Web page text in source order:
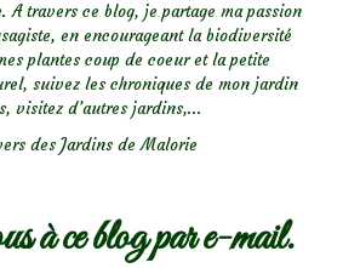
A travers ce blog, je partage ma passion
en encourageant la biodiversité
plantes coup de coeur et la petite
suivez les chroniques de mon jardin
visitez d’autres jardins,...
des Jardins de Malorie
à ce blog par e-mail.